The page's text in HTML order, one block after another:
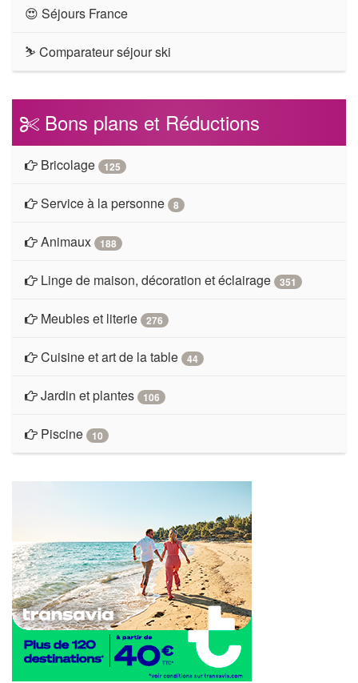
😍 Séjours France
⛷ Comparateur séjour ski
Bons plans et Réductions
Bricolage 125
Service à la personne 8
Animaux 188
Linge de maison, décoration et éclairage 351
Meubles et literie 276
Cuisine et art de la table 44
Jardin et plantes 106
Piscine 10